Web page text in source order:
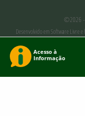
©2026 -
Desenvolvido em Software Livre